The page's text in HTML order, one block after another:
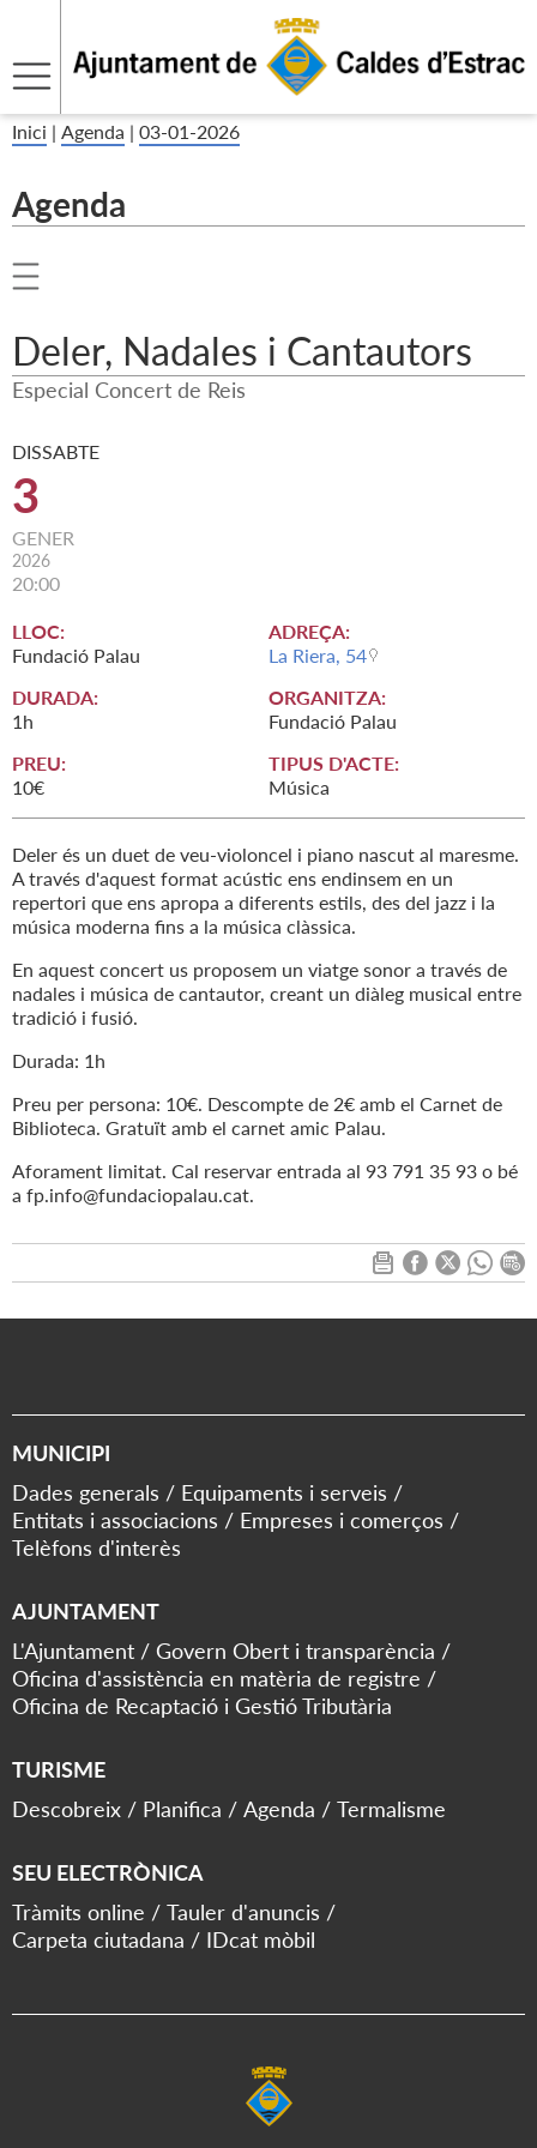
Inici | Agenda | 03-01-2026
Agenda
Deler, Nadales i Cantautors
Especial Concert de Reis
DISSABTE
3
GENER
2026
20:00
LLOC:
Fundació Palau
ADREÇA:
La Riera, 54
DURADA:
1h
ORGANITZA:
Fundació Palau
PREU:
10€
TIPUS D'ACTE:
Música
Deler és un duet de veu-violoncel i piano nascut al maresme.
A través d'aquest format acústic ens endinsem en un
repertori que ens apropa a diferents estils, des del jazz i la
música moderna fins a la música clàssica.
En aquest concert us proposem un viatge sonor a través de
nadales i música de cantautor, creant un diàleg musical entre
tradició i fusió.
Durada: 1h
Preu per persona: 10€. Descompte de 2€ amb el Carnet de
Biblioteca. Gratuït amb el carnet amic Palau.
Aforament limitat. Cal reservar entrada al 93 791 35 93 o bé
a fp.info@fundaciopalau.cat.
MUNICIPI
Dades generals
Equipaments i serveis
Entitats i associacions
Empreses i comerços
Telèfons d'interès
AJUNTAMENT
L'Ajuntament
Govern Obert i transparència
Oficina d'assistència en matèria de registre
Oficina de Recaptació i Gestió Tributària
TURISME
Descobreix
Planifica Agenda Termalisme
SEU ELECTRÒNICA
Tràmits online
Tauler d'anuncis
Carpeta ciutadana
IDcat mòbil